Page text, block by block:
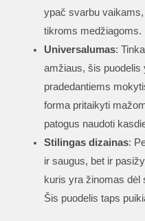
ypač svarbu
tikroms medžiagoms.
Universalumas:
amžiaus, šis puodelis
pradedantiems
forma pritaikyti
patogus naudoti
Stilingas dizainas:
ir saugus, bet ir
kuris yra žinomas dėl
Šis puodelis taps